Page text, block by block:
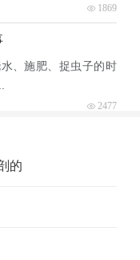
1869
、施肥、捉虫子的时
2477
的